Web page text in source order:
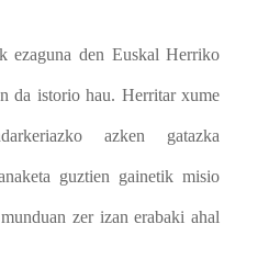
ezaguna den Euskal Herriko
da istorio hau. Herritar xume
azken gatazka
guztien gainetik misio
zer izan erabaki ahal